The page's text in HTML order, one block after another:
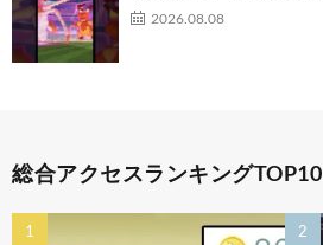
2026.08.08
総合アクセスランキングTOP10